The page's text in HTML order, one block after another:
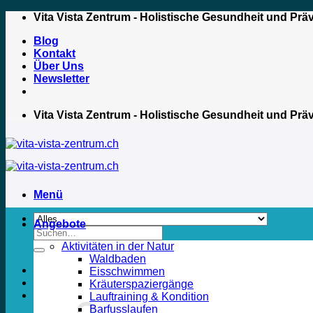
Zum
springen
Vita Vista Zentrum - Holistische Gesundheit und
Blog
Kontakt
Über Uns
Newsletter
Vita Vista Zentrum - Holistische Gesundheit und
Menü
Suche
nach:
Angebote
Aktivitäten in der Natur
Waldbaden
Eisschwimmen
Kräuterspaziergänge
Lauftraining & Kondition
Barfusslaufen